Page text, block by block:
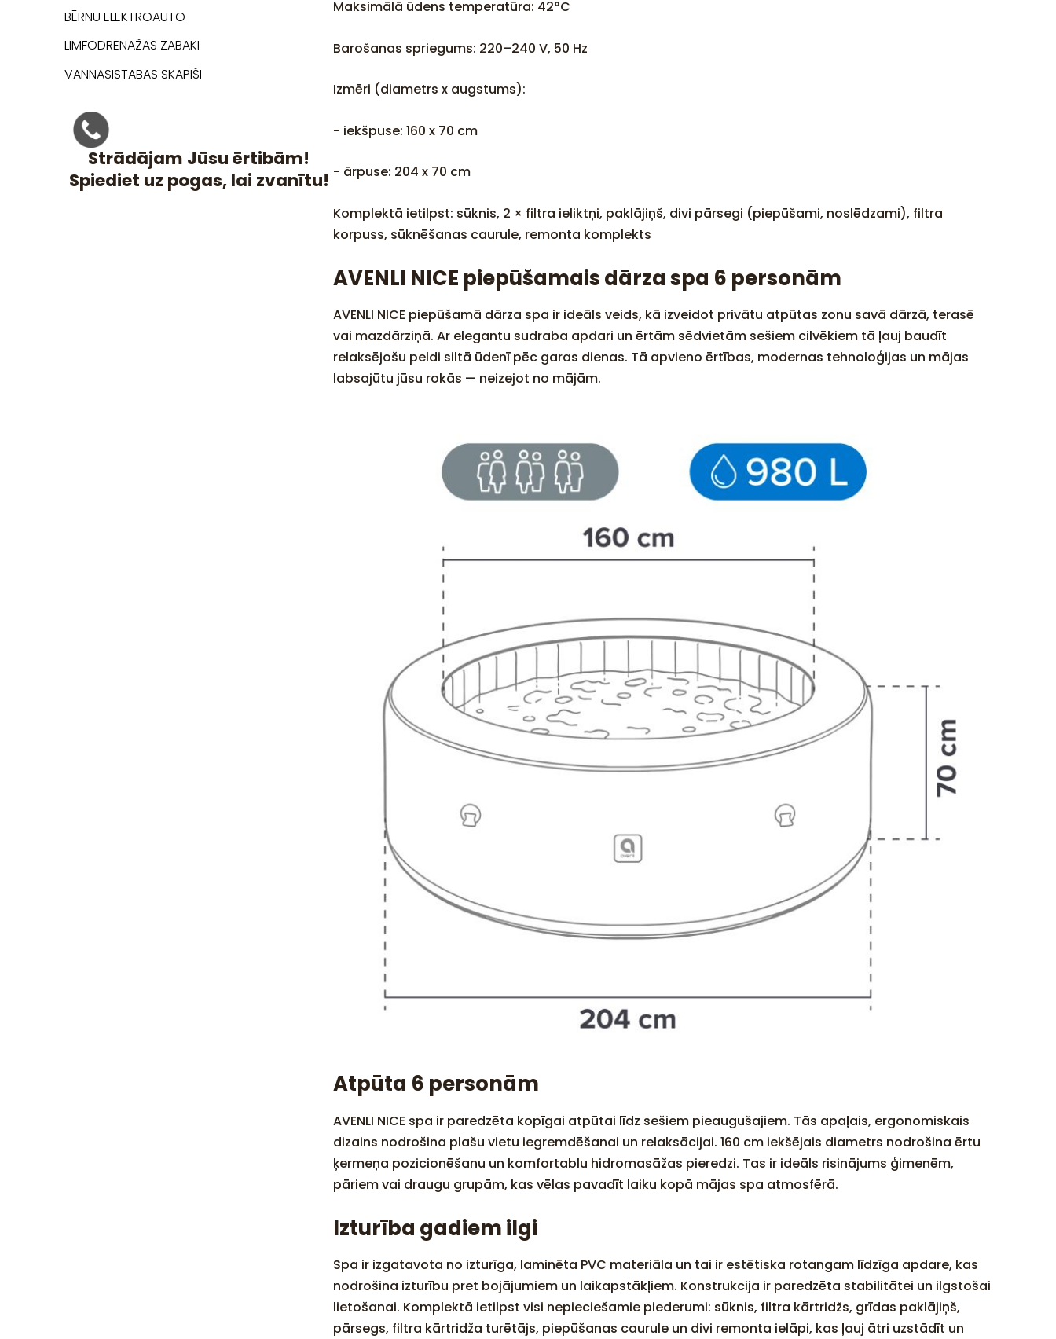
BĒRNU ELEKTROAUTO
LIMFODRENĀŽAS ZĀBAKI
VANNASISTABAS SKAPĪŠI
Strādājam Jūsu ērtibām!
Spiediet uz pogas, lai zvanītu!
Maksimālā ūdens temperatūra: 42°C
Barošanas spriegums: 220–240 V, 50 Hz
Izmēri (diametrs x augstums):
- iekšpuse: 160 x 70 cm
- ārpuse: 204 x 70 cm
Komplektā ietilpst: sūknis, 2 × filtra ieliktņi, paklājiņš, divi pārsegi (piepūšami, noslēdzami), filtra
korpuss, sūknēšanas caurule, remonta komplekts
AVENLI NICE piepūšamais dārza spa 6 personām
AVENLI NICE piepūšamā dārza spa ir ideāls veids, kā izveidot privātu atpūtas zonu savā dārzā, terasē
vai mazdārziņā. Ar elegantu sudraba apdari un ērtām sēdvietām sešiem cilvēkiem tā ļauj baudīt
relaksējošu peldi siltā ūdenī pēc garas dienas. Tā apvieno ērtības, modernas tehnoloģijas un mājas
labsajūtu jūsu rokās — neizejot no mājām.
Atpūta 6 personām
AVENLI NICE spa ir paredzēta kopīgai atpūtai līdz sešiem pieaugušajiem. Tās apaļais, ergonomiskais
dizains nodrošina plašu vietu iegremdēšanai un relaksācijai. 160 cm iekšējais diametrs nodrošina ērtu
ķermeņa pozicionēšanu un komfortablu hidromasāžas pieredzi. Tas ir ideāls risinājums ģimenēm,
pāriem vai draugu grupām, kas vēlas pavadīt laiku kopā mājas spa atmosfērā.
Izturība gadiem ilgi
Spa ir izgatavota no izturīga, laminēta PVC materiāla un tai ir estētiska rotangam līdzīga apdare, kas
nodrošina izturību pret bojājumiem un laikapstākļiem. Konstrukcija ir paredzēta stabilitātei un ilgstošai
lietošanai. Komplektā ietilpst visi nepieciešamie piederumi: sūknis, filtra kārtridžs, grīdas paklājiņš,
pārsegs, filtra kārtridža turētājs, piepūšanas caurule un divi remonta ielāpi, kas ļauj ātri uzstādīt un